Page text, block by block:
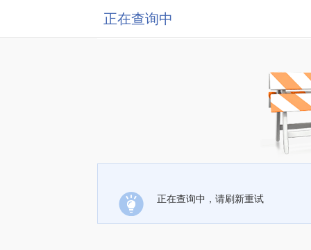
正在查询中
正在查询中，请刷新重试